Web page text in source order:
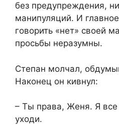
без предупреждения,
манипуляций. И
говорить «нет» своей
просьбы неразумны.
Степан молчал,
Наконец он кивнул:
– Ты права, Женя. Я
уходи.